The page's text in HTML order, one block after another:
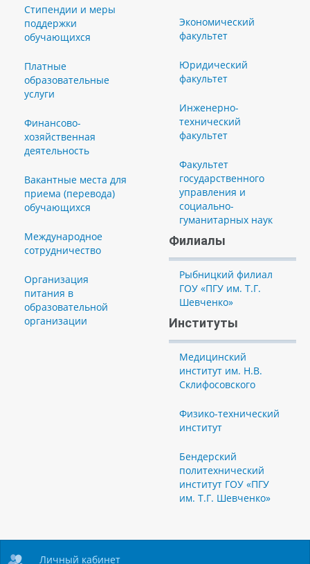
Стипендии и меры
поддержки
обучающихся
Платные
образовательные
услуги
Финансово-
хозяйственная
деятельность
Вакантные места для
приема (перевода)
обучающихся
Международное
сотрудничество
Организация
питания в
образовательной
организации
Экономический
факультет
Юридический
факультет
Инженерно-
технический
факультет
Факультет
государственного
управления и
социально-
гуманитарных наук
Филиалы
Рыбницкий филиал
ГОУ «ПГУ им. Т.Г.
Шевченко»
Институты
Медицинский
институт им. Н.В.
Склифосовского
Физико-технический
институт
Бендерский
политехнический
институт ГОУ «ПГУ
им. Т.Г. Шевченко»
Личный кабинет